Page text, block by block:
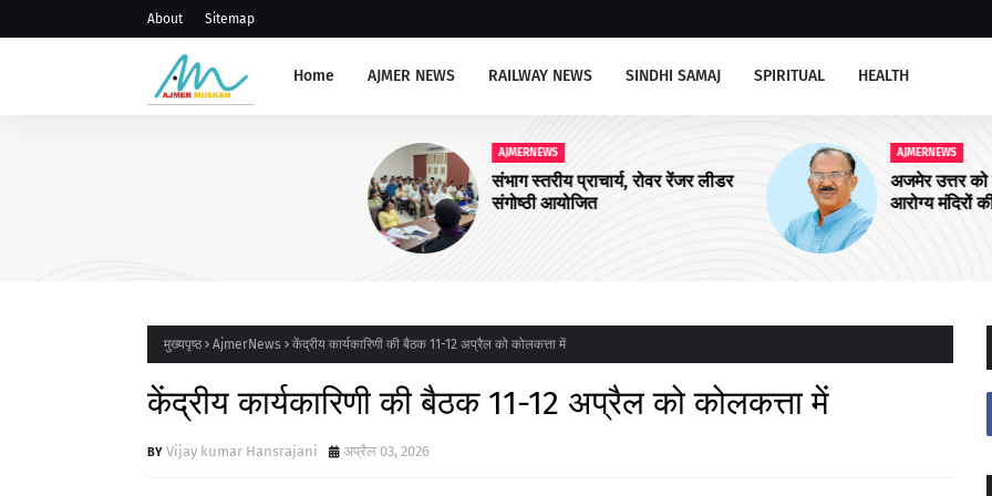
About Sitemap
Home AJMER NEWS RAILWAY NEWS SINDHI SAMAJ SPIRITUAL HEALTH
संभाग स्तरीय प्राचार्य, रोवर रेंजर लीडर
संगोष्ठी आयोजित
अजमेर उत्तर को चार और आयुष्मान शहरी
आरोग्य मंदिरों की सौगात
मुख्यपृष्ठ AjmerNews केंद्रीय कार्यकारिणी की बैठक 11-12 अप्रैल को कोलकत्ता में
केंद्रीय कार्यकारिणी की बैठक 11-12 अप्रैल को कोलकत्ता में
Vijay kumar Hansrajani अप्रैल 03, 2026